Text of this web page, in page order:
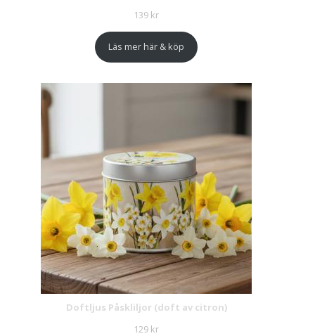
139 kr
Läs mer här & köp
Doftljus Påskliljor (doft av citron)
129 kr